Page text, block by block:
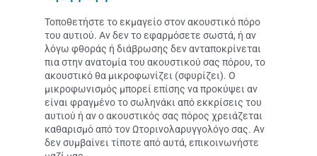
Τοποθετήστε το εκμαγείο στον ακουστικό πόρο
του αυτιού. Αν δεν το εφαρμόσετε σωστά, ή αν
λόγω φθοράς ή διάβρωσης δεν ανταποκρίνεται
πια στην ανατομία του ακουστικού σας πόρου, το
ακουστικό θα μικροφωνίζει (σφυρίζει). Ο
μικροφωνισμός μπορεί επίσης να προκύψει αν
είναι φραγμένο το σωληνάκι από εκκρίσεις του
αυτιού ή αν ο ακουστικός σας πόρος χρειάζεται
καθαρισμό από τον Ωτορινολαρυγγολόγο σας. Αν
δεν συμβαίνει τίποτε από αυτά, επικοινωνήστε